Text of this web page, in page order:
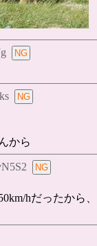
から
hだったから、